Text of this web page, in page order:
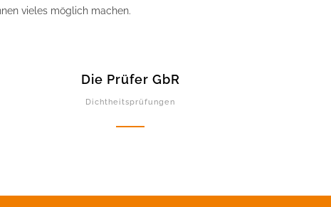
vieles möglich machen.
Die Prüfer GbR
Dichtheitsprüfungen